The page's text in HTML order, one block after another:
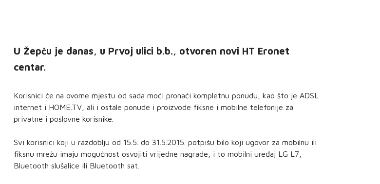
U Žepču je danas, u Prvoj ulici b.b., otvoren novi HT Eronet
centar.
Korisnici će na ovome mjestu od sada moći pronaći kompletnu ponudu, kao što je ADSL
internet i HOME.TV, ali i ostale ponude i proizvode fiksne i mobilne telefonije za
privatne i poslovne korisnike.
Svi korisnici koji u razdoblju od 15.5. do 31.5.2015. potpišu bilo koji ugovor za mobilnu ili
fiksnu mrežu imaju mogućnost osvojiti vrijedne nagrade, i to mobilni uređaj LG L7,
Bluetooth slušalice ili Bluetooth sat.